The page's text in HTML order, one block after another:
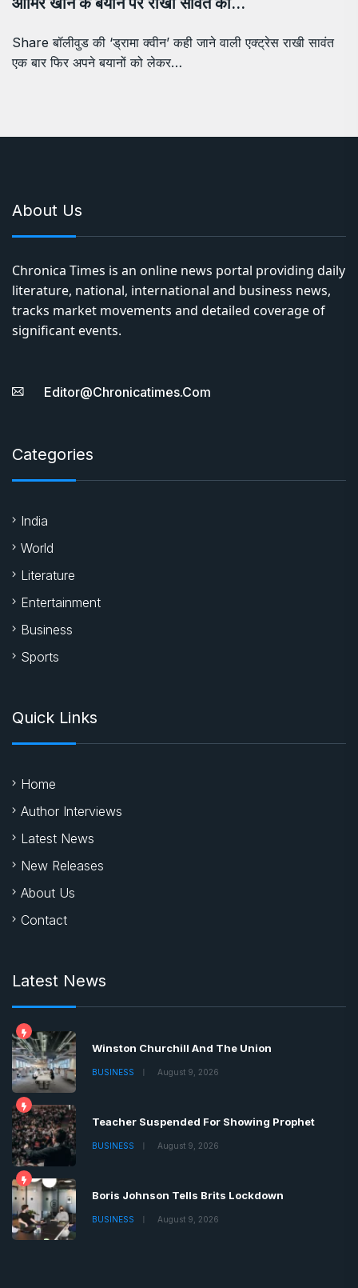
Share बॉलीवुड की ‘ड्रामा क्वीन’ कही जाने वाली एक्ट्रेस राखी सावंत
एक बार फिर अपने बयानों को लेकर…
About Us
Chronica Times is an online news portal providing daily
literature, national, international and business news,
tracks market movements and detailed coverage of
significant events.
Editor@chronicatimes.com
Categories
India
World
Literature
Entertainment
Business
Sports
Quick Links
Home
Author Interviews
Latest News
New Releases
About Us
Contact
Latest News
Winston Churchill And The Union
BUSINESS August 9, 2026
Teacher Suspended For Showing Prophet
BUSINESS August 9, 2026
Boris Johnson Tells Brits Lockdown
BUSINESS August 9, 2026